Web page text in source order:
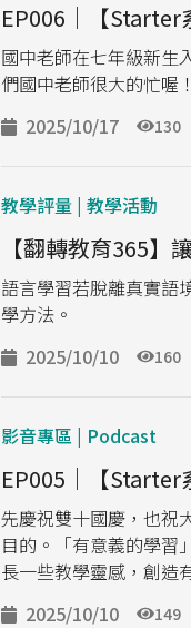
EP006｜【
國中老師在七年級新生
們國中老師很大的忙喔！
2025/10/17
130
教學評量 | 教學活動
【翻轉教育365
語言學習若脫離真實語
學方法。
2025/10/10
160
影音專區 | Podcast
EP005｜【Starter
先慶祝雙十國慶，也祝
目的。「有意義的學習
長一些教學靈感，創造
2025/10/10
149